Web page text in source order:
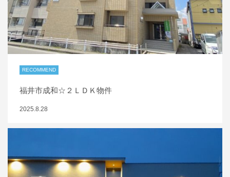
RECOMMEND
福井市成和☆２ＬＤＫ物件
2025.8.28